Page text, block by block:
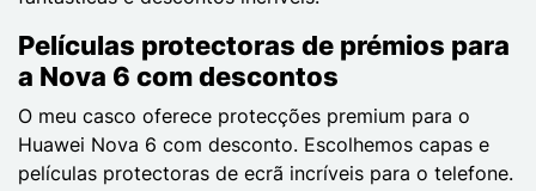
Películas protectoras de prémios para
a Nova 6 com descontos
O meu casco oferece protecções premium para o
Huawei Nova 6 com desconto. Escolhemos capas e
películas protectoras de ecrã incríveis para o telefone.